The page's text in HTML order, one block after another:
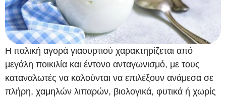
Η ιταλική αγορά γιαουρτιού χαρακτηρίζεται από
μεγάλη ποικιλία και έντονο ανταγωνισμό, με τους
καταναλωτές να καλούνται να επιλέξουν ανάμεσα σε
πλήρη, χαμηλών λιπαρών, βιολογικά, φυτικά ή χωρίς